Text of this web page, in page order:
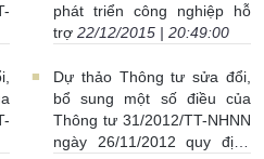
phát triển công nghiệp hỗ
trợ 22/12/2015 | 20:49:00
Dự thảo Thông tư sửa đổi,
bổ sung một số điều của
Thông tư 31/2012/TT-NHNN
ngày 26/11/2012 quy định